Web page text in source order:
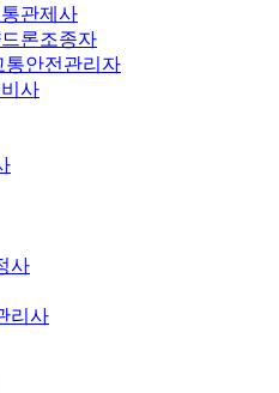
관제사
론조종자
통안전관리자
사
사
리사